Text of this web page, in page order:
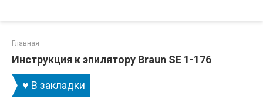
Главная
Инструкция к эпилятору Braun SE 1-176
♥ В закладки